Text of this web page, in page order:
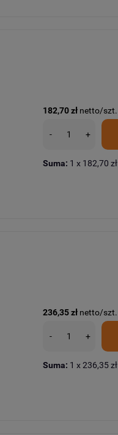
182,70 zł netto/szt.
- +
Suma: 1 x 182,70 zł
236,35 zł netto/szt.
- +
Suma: 1 x236,35 zł